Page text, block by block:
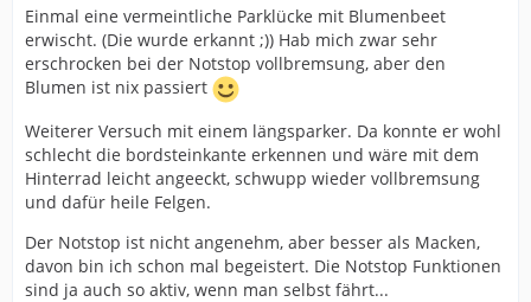
Einmal eine vermeintliche Parklücke mit Blumenbeet
erwischt. (Die wurde erkannt ;)) Hab mich zwar sehr
erschrocken bei der Notstop vollbremsung, aber den
Blumen ist nix passiert
Weiterer Versuch mit einem längsparker. Da konnte er wohl
schlecht die bordsteinkante erkennen und wäre mit dem
Hinterrad leicht angeeckt, schwupp wieder vollbremsung
und dafür heile Felgen.
Der Notstop ist nicht angenehm, aber besser als Macken,
davon bin ich schon mal begeistert. Die Notstop Funktionen
sind ja auch so aktiv, wenn man selbst fährt...